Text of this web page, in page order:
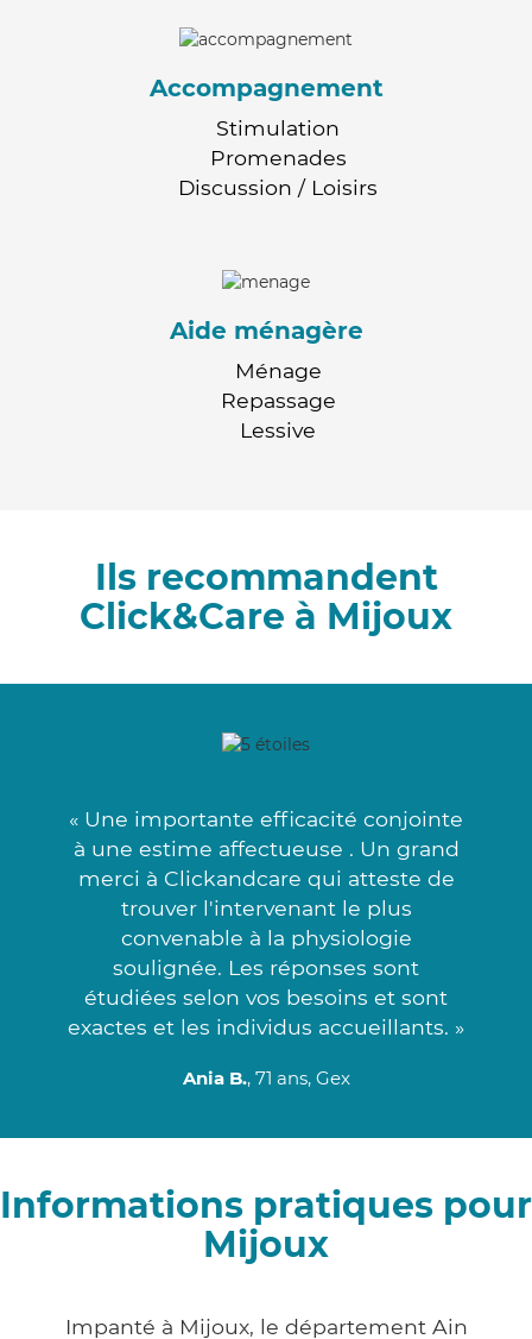
Accompagnement
Stimulation
Promenades
Discussion / Loisirs
Aide ménagère
Ménage
Repassage
Lessive
Ils recommandent
Click&Care à Mijoux
« Une importante efficacité conjointe
à une estime affectueuse . Un grand
merci à Clickandcare qui atteste de
trouver l'intervenant le plus
convenable à la physiologie
soulignée. Les réponses sont
étudiées selon vos besoins et sont
exactes et les individus accueillants. »
Ania B., 71 ans, Gex
Informations pratiques pour
Mijoux
Impanté à Mijoux, le département Ain